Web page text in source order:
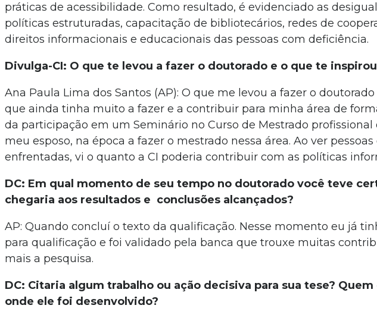
práticas de acessibilidade. Como resultado, é evidenciado as
políticas estruturadas, capacitação de bibliotecários, redes de
direitos informacionais e educacionais das pessoas com deficiência.
Divulga-CI: O que te levou a fazer o doutorado e o que te
Ana Paula Lima dos Santos (AP): O que me levou a fazer o
que ainda tinha muito a fazer e a contribuir para minha área de
da participação em um Seminário no Curso de Mestrado
meu esposo, na época a fazer o mestrado nessa área. Ao ver
enfrentadas, vi o quanto a CI poderia contribuir com as políticas
DC: Em qual momento de seu tempo no doutorado você teve
chegaria aos resultados e conclusões alcançados?
AP: Quando concluí o texto da qualificação. Nesse momento eu já
para qualificação e foi validado pela banca que trouxe muitas
mais a pesquisa.
DC: Citaria algum trabalho ou ação decisiva para sua tese?
onde ele foi desenvolvido?